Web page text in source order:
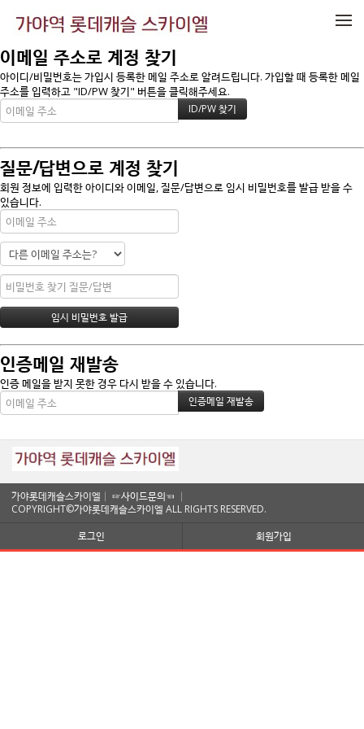
이메일 주소로 계정 찾기
아이디/비밀번호는 가입시 등록한 메일 주소로 알려드립니다. 가입할 때 등록한 메일
주소를 입력하고 "ID/PW 찾기" 버튼을 클릭해주세요.
질문/답변으로 계정 찾기
회원 정보에 입력한 아이디와 이메일, 질문/답변으로 임시 비밀번호를 발급 받을 수
있습니다.
인증메일 재발송
인증 메일을 받지 못한 경우 다시 받을 수 있습니다.
가야롯데캐슬스카이엘│ ☞사이드문의☜ │
COPYRIGHT©가야롯데캐슬스카이엘 ALL RIGHTS RESERVED.
로그인
회원가입